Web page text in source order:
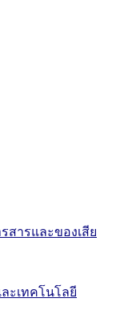
สารและของเสีย
ะเทคโนโลยี